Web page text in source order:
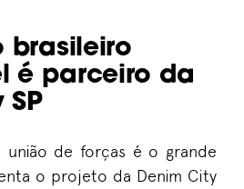
brasileiro
é parceiro da
SP
união de forças é o grande
o projeto da Denim City